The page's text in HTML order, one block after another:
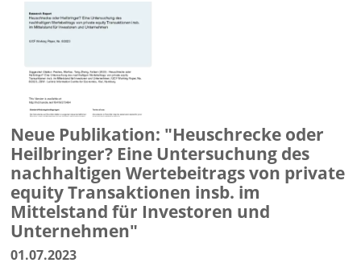
Neue Publikation: "Heuschrecke oder
Heilbringer? Eine Untersuchung des
nachhaltigen Wertebeitrags von private
equity Transaktionen insb. im
Mittelstand für Investoren und
Unternehmen"
01.07.2023